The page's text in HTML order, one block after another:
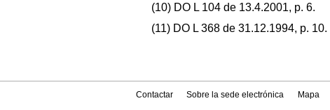
(10) DO L 104 de 13.4.2001, p. 6.
(11) DO L 368 de 31.12.1994, p. 10.
Contactar Sobre la sede electrónica Mapa